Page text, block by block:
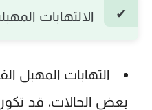
الالتهابات
التهابات المهبل
بعض الحالات، قد تكون